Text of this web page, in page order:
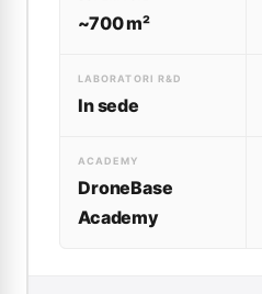
~700 m²
LABORATORI R&D
In sede
ACADEMY
DroneBase
Academy